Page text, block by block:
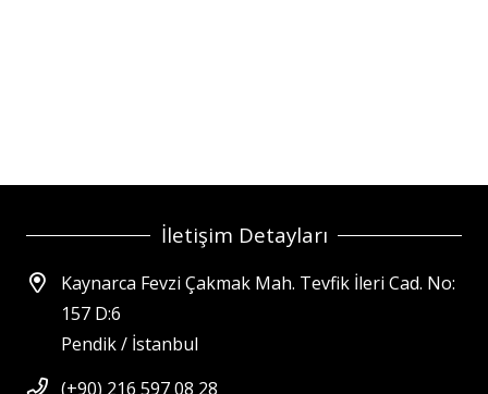
İletişim Detayları
Kaynarca Fevzi Çakmak Mah. Tevfik İleri Cad. No:
157 D:6
Pendik / İstanbul
(+90) 216 597 08 28